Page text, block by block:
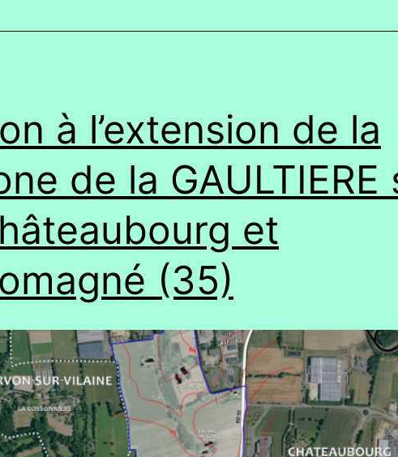
le
à l’extension de la
de la GAULTIERE
et
(35)